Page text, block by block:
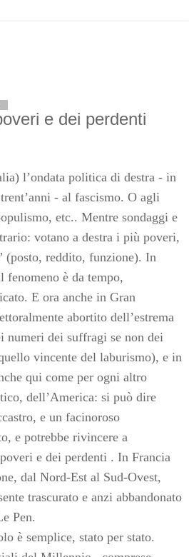
e dei perdenti
l’ondata politica di destra - in
- al fascismo. O agli
etc.. Mentre sondaggi e
votano a destra i più poveri,
(posto, reddito, funzione). In
è da tempo,
E ora anche in Gran
abortito dell’estrema
numeri dei suffragi se non dei
vincente del laburismo), e in
qui come per ogni altro
dell’America: si può dire
e un facinoroso
e potrebbe rivincere a
e dei perdenti . In Francia
dal Nord-Est al Sud-Ovest,
trascurato e anzi abbandonato
Pen.
è semplice, stato per stato.